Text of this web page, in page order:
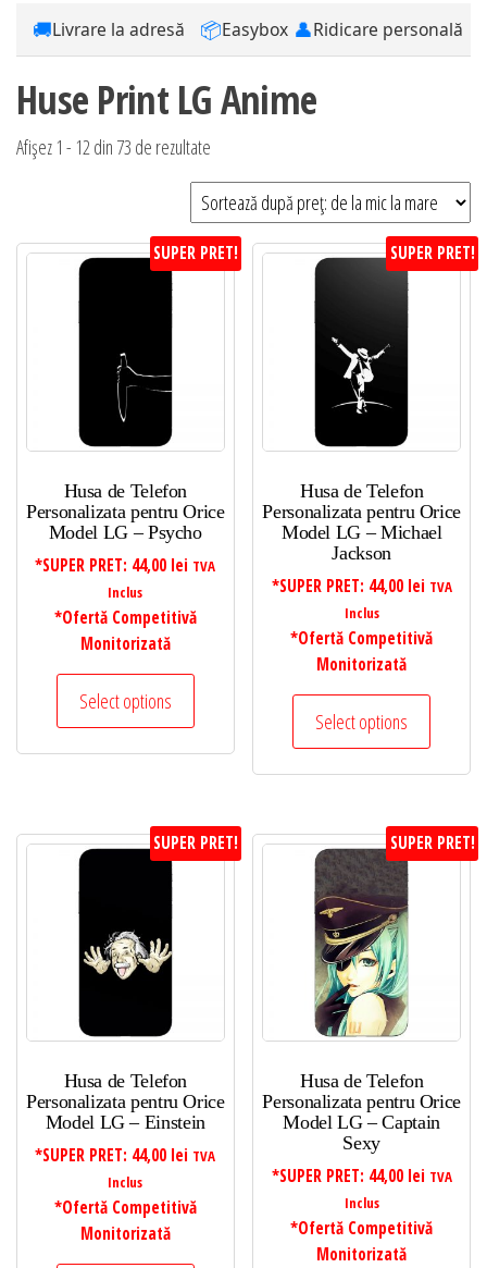
🚚Livrare la adresă 📦Easybox 👤Ridicare personală
Huse Print LG Anime
Afișez 1 - 12 din 73 de rezultate
după
preț:
de
la
SUPER PRET!
Husa de Telefon
Personalizata pentru Orice
Model LG – Psycho
*SUPER PRET: 44,00 lei TVA
Inclus
*Ofertă Competitivă
Monitorizată
Select options
SUPER PRET!
Husa de Telefon
Personalizata pentru Orice
Model LG – Michael
Jackson
*SUPER PRET: 44,00 lei TVA
Inclus
*Ofertă Competitivă
Monitorizată
Select options
SUPER PRET!
Husa de Telefon
Personalizata pentru Orice
Model LG – Einstein
*SUPER PRET: 44,00 lei TVA
Inclus
*Ofertă Competitivă
Monitorizată
SUPER PRET!
Husa de Telefon
Personalizata pentru Orice
Model LG – Captain
Sexy
*SUPER PRET: 44,00 lei TVA
Inclus
*Ofertă Competitivă
Monitorizată